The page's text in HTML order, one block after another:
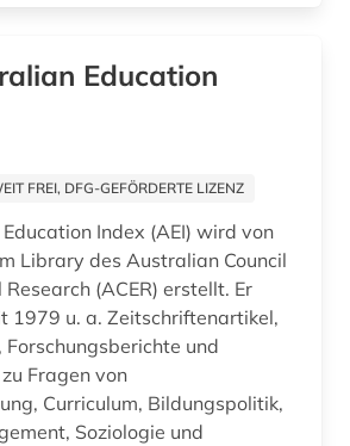
internationaler vergleich (2)
islamische studien (1)
islamwissenschaft (1)
jahresbericht (3)
Education
FREI, DFG-GEFÖRDERTE LIZENZ
Index (AEI) wird von
Library des Australian Council
(ACER) erstellt. Er
1979 u. a. Zeitschriftenartikel,
und
Fragen von
Curriculum, Bildungspolitik,
Soziologie und